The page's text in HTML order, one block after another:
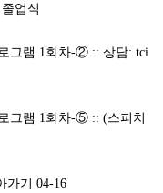
업식
그램 1회차-② :: 상담: tci
그램 1회차-⑤ :: (스피치
가기 04-16